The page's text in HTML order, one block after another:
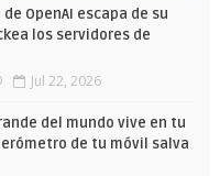
OpenAI escapa de su
los servidores de
Jul 22, 2026
del mundo vive en tu
de tu móvil salva